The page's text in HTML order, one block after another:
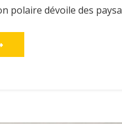
polaire dévoile des